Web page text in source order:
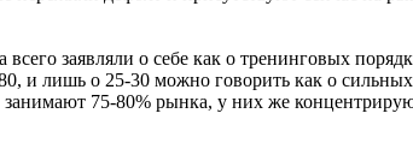
всего заявляли о себе как о тренинговых
и лишь о 25-30 можно говорить как о
75-80% рынка, у них же